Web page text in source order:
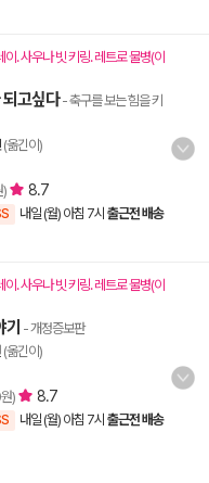
. 사우나 빗 키링. 레트로 물병(이
고싶다- 축구를 보는 힘을 키
(옮긴이)
) 8.7
내일 (월) 아침 7시 출근전 배송
. 사우나 빗 키링. 레트로 물병(이
- 개정증보판
(옮긴이)
) 8.7
내일 (월) 아침 7시 출근전 배송